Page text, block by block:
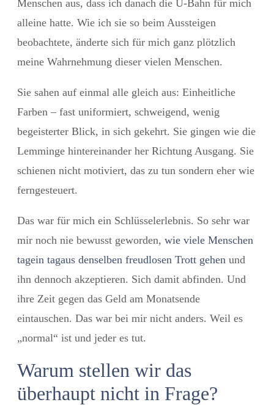
Menschen aus, dass ich danach die U-Bahn für mich
alleine hatte. Wie ich sie so beim Aussteigen
beobachtete, änderte sich für mich ganz plötzlich
meine Wahrnehmung dieser vielen Menschen.
Sie sahen auf einmal alle gleich aus: Einheitliche
Farben – fast uniformiert, schweigend, wenig
begeisterter Blick, in sich gekehrt. Sie gingen wie die
Lemminge hintereinander her Richtung Ausgang. Sie
schienen nicht motiviert, das zu tun sondern eher wie
ferngesteuert.
Das war für mich ein Schlüsselerlebnis. So sehr war
mir noch nie bewusst geworden, wie viele Menschen
tagein tagaus denselben freudlosen Trott gehen und
ihn dennoch akzeptieren. Sich damit abfinden. Und
ihre Zeit gegen das Geld am Monatsende
eintauschen. Das war bei mir nicht anders. Weil es
„normal“ ist und jeder es tut.
Warum stellen wir das
überhaupt nicht in Frage?